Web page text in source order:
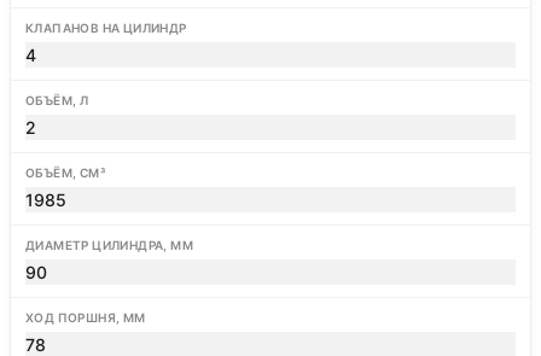
КЛАПАНОВ НА ЦИЛИНДР
4
ОБЪЁМ, Л
2
ОБЪЁМ, СМ³
1985
ДИАМЕТР ЦИЛИНДРА, ММ
90
ХОД ПОРШНЯ, ММ
78